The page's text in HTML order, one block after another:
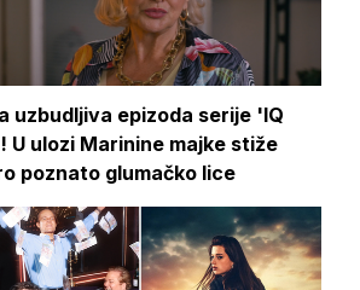
uzbudljiva epizoda serije 'IQ
U ulozi Marinine majke stiže
poznato glumačko lice